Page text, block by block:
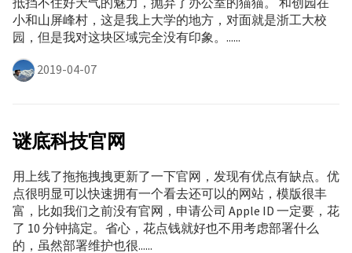
小和山屏峰村，这是我上大学的地方，对面就是浙工大校
园，但是我对这块区域完全没有印象。......
2019-04-07
谜底科技官网
用上线了拖拖拽拽更新了一下官网，发现有优点有缺点。优
点很明显可以快速拥有一个看去还可以的网站，模版很丰
富，比如我们之前没有官网，申请公司 Apple ID 一定要，花
了 10 分钟搞定。省心，花点钱就好也不用考虑部署什么
的，虽然部署维护也很......